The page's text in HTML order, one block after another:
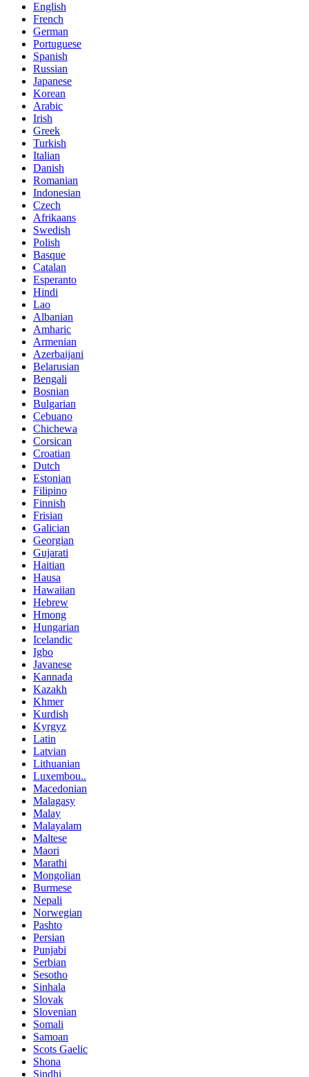
English
French
German
Portuguese
Spanish
Russian
Japanese
Korean
Arabic
Irish
Greek
Turkish
Italian
Danish
Romanian
Indonesian
Czech
Afrikaans
Swedish
Polish
Basque
Catalan
Esperanto
Hindi
Lao
Albanian
Amharic
Armenian
Azerbaijani
Belarusian
Bengali
Bosnian
Bulgarian
Cebuano
Chichewa
Corsican
Croatian
Dutch
Estonian
Filipino
Finnish
Frisian
Galician
Georgian
Gujarati
Haitian
Hausa
Hawaiian
Hebrew
Hmong
Hungarian
Icelandic
Igbo
Javanese
Kannada
Kazakh
Khmer
Kurdish
Kyrgyz
Latin
Latvian
Lithuanian
Luxembou..
Macedonian
Malagasy
Malay
Malayalam
Maltese
Maori
Marathi
Mongolian
Burmese
Nepali
Norwegian
Pashto
Persian
Punjabi
Serbian
Sesotho
Sinhala
Slovak
Slovenian
Somali
Samoan
Scots Gaelic
Shona
Sindhi